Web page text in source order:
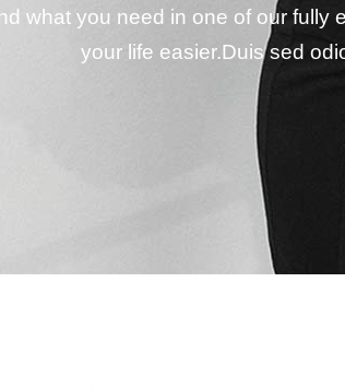
what you need in one of our
your life easier.Duis sed